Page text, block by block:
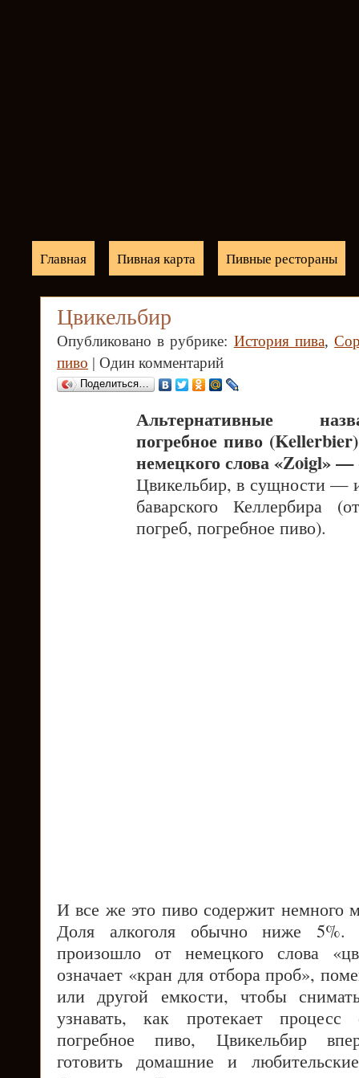
Главная Пивная карта Пивные рестораны
Цвикельбир
Опубликовано в рубрике: История пива,
пиво | Один комментарий
Поделиться…
Альтернативные
погребное пиво
немецкого слова «Zoigl»
Цвикельбир, в сущности —
баварского Келлербира
погреб, погребное пиво).
И все же это пиво содержит немного
Доля алкоголя обычно ниже 5%.
произошло от немецкого слова
означает «кран для отбора проб»,
или другой емкости, чтобы
узнавать, как протекает
погребное пиво, Цвикельбир
готовить домашние и